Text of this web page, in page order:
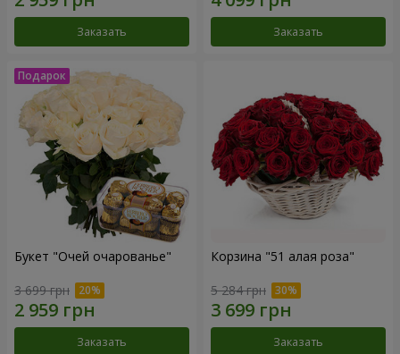
Заказать Заказать
Букет "Очей очарованье"
3 699 грн
Заказать
Корзина "51 алая роза"
5 284 грн
Заказать